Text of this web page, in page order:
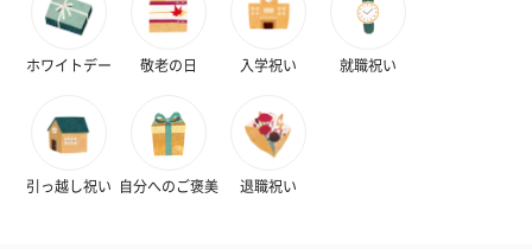
ぬいぐるみ
誕生日・記念日・出産祝いなどのシーンにおすすめです。
ホワイトデー 敬老の日 入学祝い 就職祝い
引っ越し祝い 自分へのご褒美 退職祝い